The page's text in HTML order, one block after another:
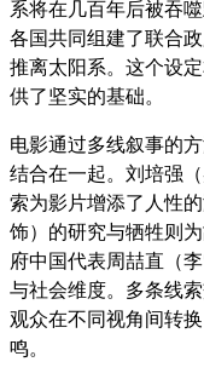
系将在几百年后被吞
各国共同组建了联合
推离太阳系。这个设
供了坚实的基础。
电影通过多线叙事的
结合在一起。刘培强
索为影片增添了人性
饰）的研究与牺牲则
府中国代表周喆直（
与社会维度。多条线
观众在不同视角间转
鸣。